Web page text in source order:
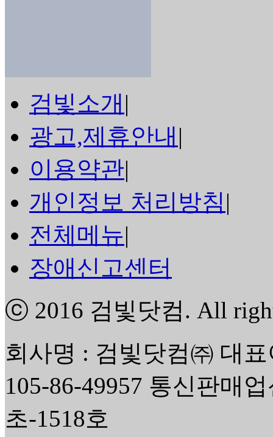
검빛소개|
광고,제휴안내|
이용약관|
개인정보 처리방침 |
전체메뉴|
장애신고센터
ⓒ 2016 검빛닷컴. All
회사명 : 검빛닷컴㈜ 대
105-86-49957 통신판매
초-1518호